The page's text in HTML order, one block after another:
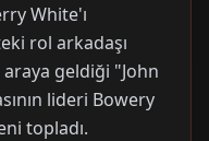
White'ı
rol arkadaşı
geldiği "John
lideri Bowery
topladı.